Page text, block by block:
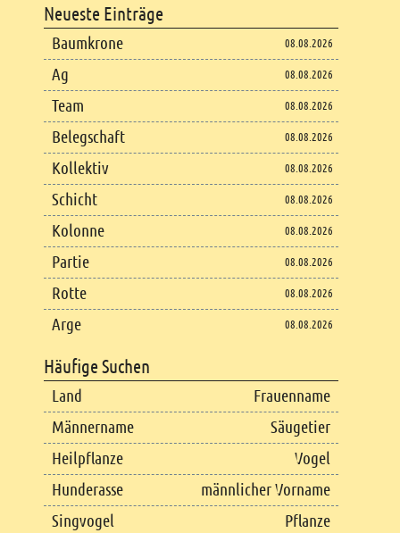
Footer content
Neueste Einträge
Baumkrone 08.08.2026
Ag 08.08.2026
Team 08.08.2026
Belegschaft 08.08.2026
Kollektiv 08.08.2026
Schicht 08.08.2026
Kolonne 08.08.2026
Partie 08.08.2026
Rotte 08.08.2026
Arge 08.08.2026
Häufige Suchen
Land
Frauenname
Männername
Säugetier
Heilpflanze
Vogel
Hunderasse
männlicher Vorname
Singvogel
Pflanze